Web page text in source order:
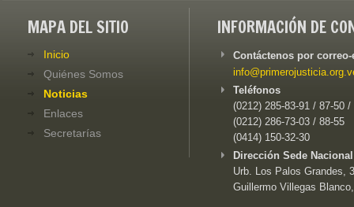
MAPA DEL SITIO
Inicio
Quiénes Somos
Noticias
Enlaces
Secretarías
INFORMACIÓN DE
Contáctenos por
Teléfonos
(0212) 285-83-91 / 87-50 /
(0212) 286-73-03 / 88-55
(0414) 150-32-30
Dirección Sede
Urb. Los Palos Grandes,
Guillermo Villegas